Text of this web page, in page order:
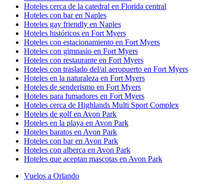
Hoteles cerca de la catedral en Florida central
Hoteles con bar en Naples
Hoteles gay friendly en Naples
Hoteles históricos en Fort Myers
Hoteles con estacionamiento en Fort Myers
Hoteles con gimnasio en Fort Myers
Hoteles con restaurante en Fort Myers
Hoteles con traslado del/al aeropuerto en Fort Myers
Hoteles en la naturaleza en Fort Myers
Hoteles de senderismo en Fort Myers
Hoteles para fumadores en Fort Myers
Hoteles cerca de Highlands Multi Sport Complex
Hoteles de golf en Avon Park
Hoteles en la playa en Avon Park
Hoteles baratos en Avon Park
Hoteles con bar en Avon Park
Hoteles con alberca en Avon Park
Hoteles que aceptan mascotas en Avon Park
Vuelos a Orlando